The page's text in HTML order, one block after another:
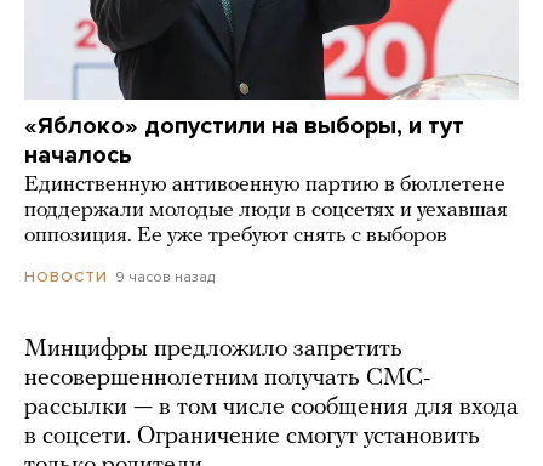
«Яблоко» допустили на выборы, и тут
началось
Единственную антивоенную партию в бюллетене
поддержали молодые люди в соцсетях и уехавшая
оппозиция. Ее уже требуют снять с выборов
НОВОСТИ 9 часов назад
Минцифры предложило запретить
несовершеннолетним получать СМС-
рассылки — в том числе сообщения для входа
в соцсети. Ограничение смогут установить